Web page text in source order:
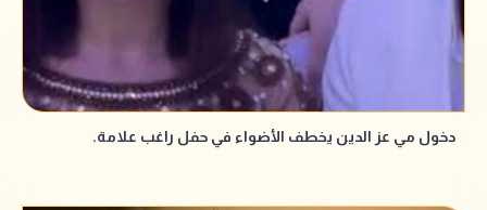
دخول مي عز الدين يخطف الأضواء في حفل راغب علامة.